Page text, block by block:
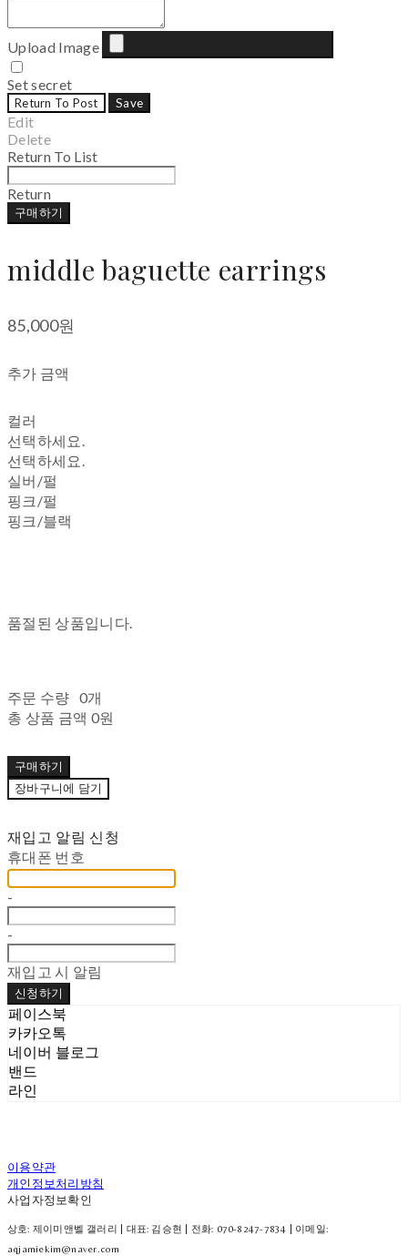
Upload Image
Set secret
Return To Post Save
Edit
Delete
Return To List
Return
구매하기
middle baguette earrings
85,000원
추가 금액
컬러
선택하세요.
선택하세요.
실버/펄
핑크/펄
핑크/블랙
품절된 상품입니다.
주문 수량 0개
총 상품 금액 0원
구매하기
장바구니에 담기
재입고 알림 신청
휴대폰 번호
-
-
재입고 시 알림
신청하기
페이스북
카카오톡
네이버 블로그
밴드
라인
이용약관
개인정보처리방침
사업자정보확인
상호: 제이미앤벨 갤러리 | 대표: 김승현 | 전화: 070-8247-7834 | 이메일:
aqjamiekim@naver.com